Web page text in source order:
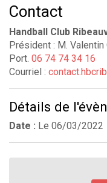
Contact
Handball Club
Président : M. Valentin
Port. 06 74 74 34 16
Courriel :
Détails de
Date : Le 06/03/2022